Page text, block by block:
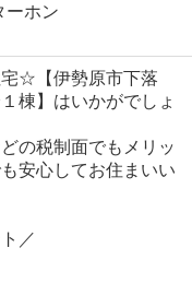
ーホン
☆【伊勢原市下落
】はいかがでしょ
の税制面でもメリッ
安心してお住まいい
／